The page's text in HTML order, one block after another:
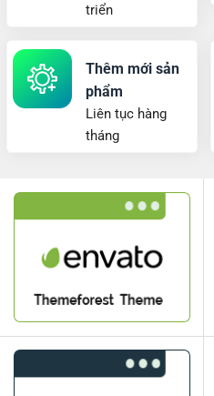
triển
Thêm mới sản
phẩm
Liên tục hàng
tháng